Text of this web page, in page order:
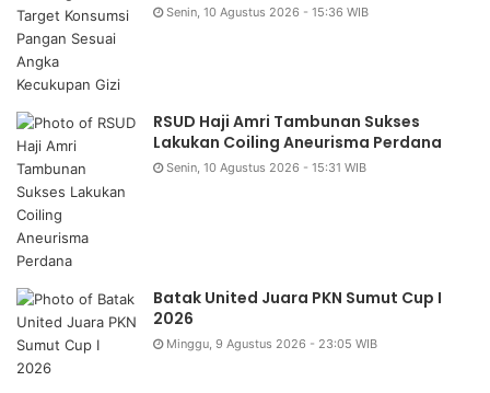
Senin, 10 Agustus 2026 - 15:36 WIB
RSUD Haji Amri Tambunan Sukses
Lakukan Coiling Aneurisma Perdana
Senin, 10 Agustus 2026 - 15:31 WIB
Batak United Juara PKN Sumut Cup I
2026
Minggu, 9 Agustus 2026 - 23:05 WIB